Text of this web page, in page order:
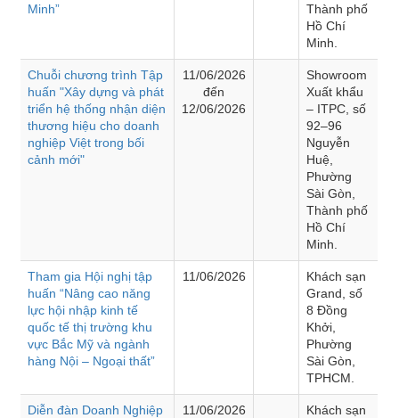
Minh”
Thành phố
Hồ Chí
Minh.
Chuỗi chương trình Tập
huấn "Xây dựng và phát
triển hệ thống nhận diện
thương hiệu cho doanh
nghiệp Việt trong bối
cảnh mới"
11/06/2026
đến
12/06/2026
Showroom
Xuất khẩu
– ITPC, số
92–96
Nguyễn
Huệ,
Phường
Sài Gòn,
Thành phố
Hồ Chí
Minh.
Tham gia Hội nghị tập
huấn “Nâng cao năng
lực hội nhập kinh tế
quốc tế thị trường khu
vực Bắc Mỹ và ngành
hàng Nội – Ngoại thất”
11/06/2026
Khách sạn
Grand, số
8 Đồng
Khởi,
Phường
Sài Gòn,
TPHCM.
Diễn đàn Doanh Nghiệp
11/06/2026
Khách sạn